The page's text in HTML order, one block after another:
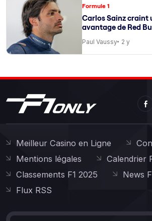
Formule 1
Carlos Sainz craint
avantage de Red
Paul Vaussy 2 y
Meilleur Casino en Ligne
Mentions légales
Calendrier
Classements F1 2025
News
Flux RSS